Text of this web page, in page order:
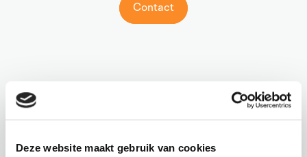
Deze website maakt gebruik van cookies
Contact